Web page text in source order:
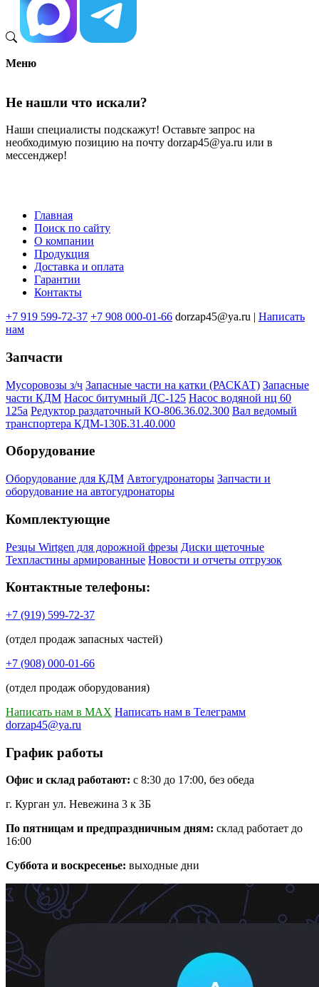
Меню
Не нашли что искали?
Наши специалисты подскажут! Оставьте запрос на
необходимую позицию на почту dorzap45@ya.ru или в
мессенджер!
Меню
подвале
Главная
Поиск по сайту
О компании
Продукция
Доставка и оплата
Гарантии
Контакты
+7 919 599-72-37 +7 908 000-01-66 dorzap45@ya.ru | Написать
нам
Запчасти
Мусоровозы з/ч Запасные части на катки (РАСКАТ) Запасные
части КДМ Насос битумный ДС-125 Насос водяной нц 60
125а Редуктор раздаточный КО-806.36.02.300 Вал ведомый
транспортера КДМ-130Б.31.40.000
Оборудование
Оборудование для КДМ Автогудронаторы Запчасти и
оборудование на автогудронаторы
Комплектующие
Резцы Wirtgen для дорожной фрезы Диски щеточные
Техпластины армированные Новости и отчеты отгрузок
Контактные телефоны:
+7 (919) 599-72-37
(отдел продаж запасных частей)
+7 (908) 000-01-66
(отдел продаж оборудования)
Написать нам в MAX Написать нам в Телеграмм
dorzap45@ya.ru
График работы
Офис и склад работают: с 8:30 до 17:00, без обеда
г. Курган ул. Невежина 3 к 3Б
По пятницам и предпраздничным дням: склад работает до
16:00
Суббота и воскресенье: выходные дни